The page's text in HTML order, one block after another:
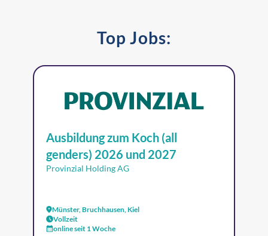
Top Jobs:
Ausbildung zum Koch (all
genders) 2026 und 2027
Provinzial Holding AG
Münster, Bruchhausen, Kiel
Vollzeit
online seit 1 Woche